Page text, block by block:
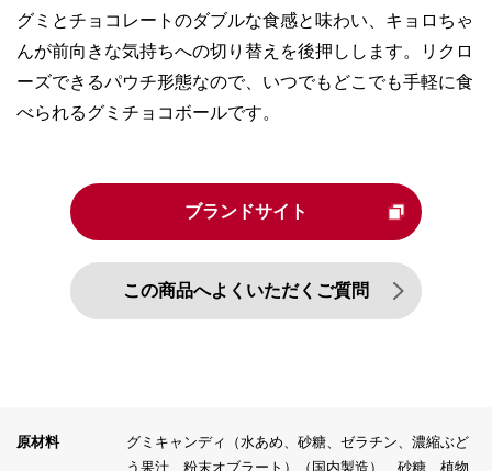
グミとチョコレートのダブルな食感と味わい、キョロちゃ
んが前向きな気持ちへの切り替えを後押しします。リクロ
ーズできるパウチ形態なので、いつでもどこでも手軽に食
べられるグミチョコボールです。
ブランドサイト
この商品へよくいただくご質問
原材料
グミキャンディ（水あめ、砂糖、ゼラチン、濃縮ぶど
う果汁、粉末オブラート）（国内製造）、砂糖、植物